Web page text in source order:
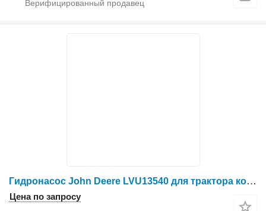
Гидронасос John Deere LVU13540 для трактора колесного John Deere 110
Цена по запросу